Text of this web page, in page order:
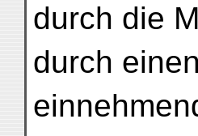
durch die
durch